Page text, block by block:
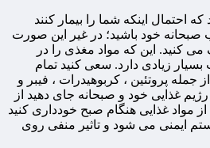
احتمال اینکه شما را بیمار کنند
خود باشید؛ در غیر این صورت
کنید. این که مواد مغذی را در
بسیار زیادی دارد. سعی کنید تمام
پروتئین ، کربوهیدرات ، فیبر و
غذایی خود و صبحانه جای دهید از
مواد غذایی هنگام صبح خودداری کنید
ایمنی می شود و تاثیر منفی روی